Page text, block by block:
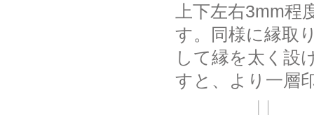
上下左右3mm
す。同様に縁取
して縁を太く設
すと、より一層